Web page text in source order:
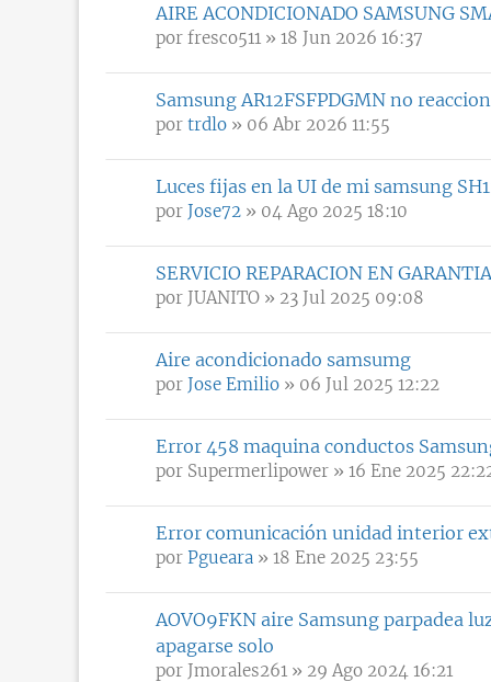
AIRE ACONDICIONADO SAMSUNG
por fresco511 » 18 Jun 2026 16:37
Samsung AR12FSFPDGMN no
por trdlo » 06 Abr 2026 11:55
Luces fijas en la UI de mi samsung
por Jose72 » 04 Ago 2025 18:10
SERVICIO REPARACION EN
por JUANITO » 23 Jul 2025 09:08
Aire acondicionado samsumg
por Jose Emilio » 06 Jul 2025 12:22
Error 458 maquina conductos
por Supermerlipower » 16 Ene 2025
Error comunicación unidad interior
por Pgueara » 18 Ene 2025 23:55
AOVO9FKN aire Samsung parpadea
apagarse solo
por Jmorales261 » 29 Ago 2024 16:21